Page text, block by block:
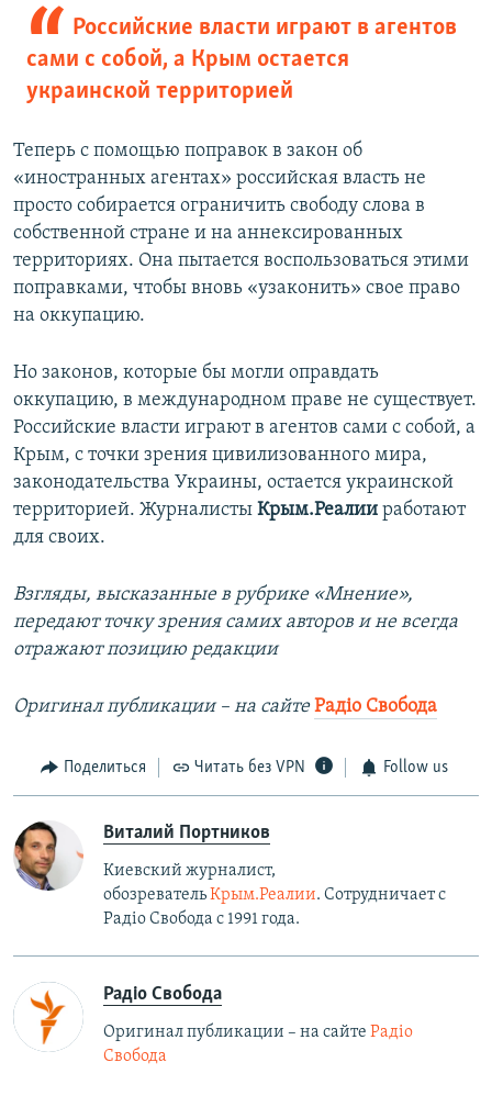
Российские власти играют в агентов
сами с собой, а Крым остается
украинской территорией
Теперь с помощью поправок в закон об
«иностранных агентах» российская власть не
просто собирается ограничить свободу слова в
собственной стране и на аннексированных
территориях. Она пытается воспользоваться этими
поправками, чтобы вновь «узаконить» свое право
на оккупацию.
Но законов, которые бы могли оправдать
оккупацию, в международном праве не существует.
Российские власти играют в агентов сами с собой, а
Крым, с точки зрения цивилизованного мира,
законодательства Украины, остается украинской
территорией. Журналисты Крым.Реалии работают
для своих.
Взгляды, высказанные в рубрике «Мнение»,
передают точку зрения самих авторов и не всегда
отражают позицию редакции
Оригинал публикации – на сайте Радіо Свобода
Поделиться Читать без VPN Follow us
Виталий Портников
Киевский журналист,
обозревательКрым.Реалии. Сотрудничает с
Радiо Свобода с 1991 года.
Радіо Свобода
Оригинал публикации – на сайте Радіо
Свобода